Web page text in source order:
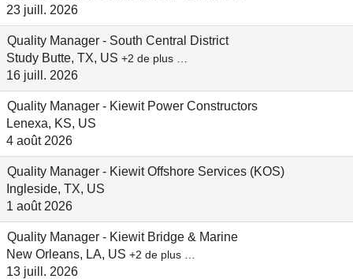
23 juill. 2026
Quality Manager - South Central District
Study Butte, TX, US +2 de plus …
16 juill. 2026
Quality Manager - Kiewit Power Constructors
Lenexa, KS, US
4 août 2026
Quality Manager - Kiewit Offshore Services (KOS)
Ingleside, TX, US
1 août 2026
Quality Manager - Kiewit Bridge & Marine
New Orleans, LA, US +2 de plus …
13 juill. 2026